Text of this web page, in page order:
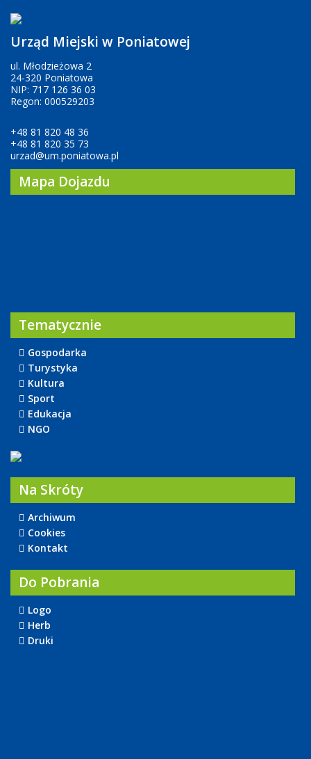
Urząd Miejski w Poniatowej
ul. Młodzieżowa 2
24-320 Poniatowa
NIP: 717 126 36 03
Regon: 000529203
+48 81 820 48 36
+48 81 820 35 73
urzad@um.poniatowa.pl
Mapa Dojazdu
Tematycznie
Gospodarka
Turystyka
Kultura
Sport
Edukacja
NGO
Na Skróty
Archiwum
Cookies
Kontakt
Do Pobrania
Logo
Herb
Druki